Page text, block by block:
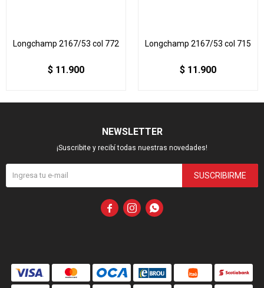
Longchamp 2167/53 col 772
$ 11.900
Longchamp 2167/53 col 715
$ 11.900
NEWSLETTER
¡Suscribite y recibí todas nuestras novedades!
SUSCRIBIRME
  